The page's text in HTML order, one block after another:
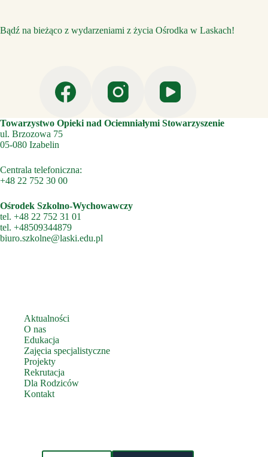
Bądź na bieżąco z wydarzeniami z życia Ośrodka w Laskach!
Towarzystwo Opieki nad Ociemniałymi Stowarzyszenie
ul. Brzozowa 75
05-080 Izabelin
Centrala telefoniczna:
+48 22 752 30 00
Ośrodek Szkolno-Wychowawczy
tel. +48 22 752 31 01
tel. +48509344879
biuro.szkolne@laski.edu.pl
Aktualności
O nas
Edukacja
Zajęcia specjalistyczne
Projekty
Rekrutacja
Dla Rodziców
Kontakt